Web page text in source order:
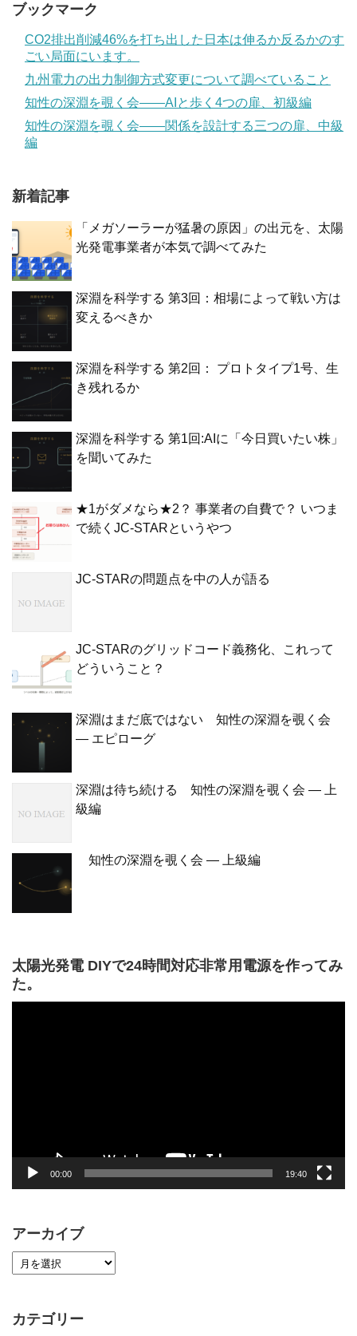
ブックマーク
CO2排出削減46%を打ち出した日本は伸るか反るかのす
ごい局面にいます。
九州電力の出力制御方式変更について調べていること
知性の深淵を覗く会——AIと歩く4つの扉、初級編
知性の深淵を覗く会——関係を設計する三つの扉、中級
編
新着記事
「メガソーラーが猛暑の原因」の出元を、太陽
光発電事業者が本気で調べてみた
深淵を科学する 第3回：相場によって戦い方は
変えるべきか
深淵を科学する 第2回： プロトタイプ1号、生
き残れるか
深淵を科学する 第1回:AIに「今日買いたい株」
を聞いてみた
★1がダメなら★2？ 事業者の自費で？ いつま
で続くJC-STARというやつ
JC-STARの問題点を中の人が語る
JC-STARのグリッドコード義務化、これって
どういうこと？
深淵はまだ底ではない 知性の深淵を覗く会
— エピローグ
深淵は待ち続ける 知性の深淵を覗く会 — 上
級編
知性の深淵を覗く会 — 上級編
太陽光発電 DIYで24時間対応非常用電源を作ってみ
た。
00:00 19:40
アーカイブ
カテゴリー